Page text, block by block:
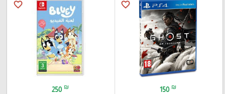
favorite_border
150 ₪
favorite_border
250 ₪